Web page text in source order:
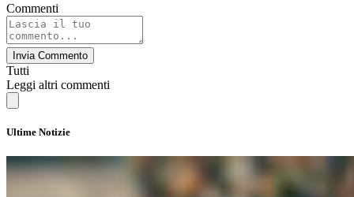
Commenti
Invia Commento
Tutti
Leggi altri commenti
Ultime Notizie